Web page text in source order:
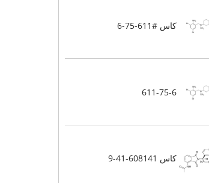
كاس #611-75-6
611-75-6
كاس 608141-41-9